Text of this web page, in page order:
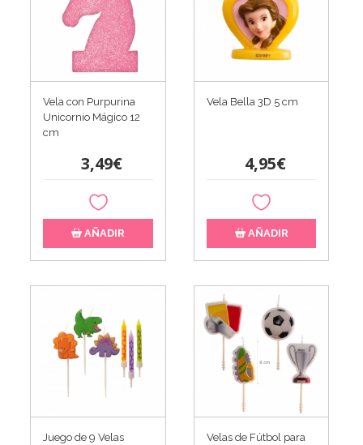
Vela con Purpurina
Unicornio Mágico 12
cm
3,49€
AÑADIR
Vela Bella 3D 5 cm
4,95€
AÑADIR
Juego de 9 Velas
Velas de Fútbol para